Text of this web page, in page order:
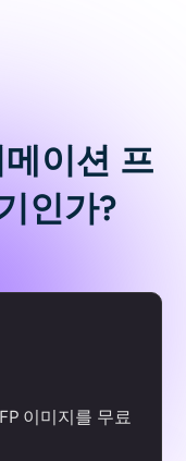
이션 프
인가?
이미지를 무료